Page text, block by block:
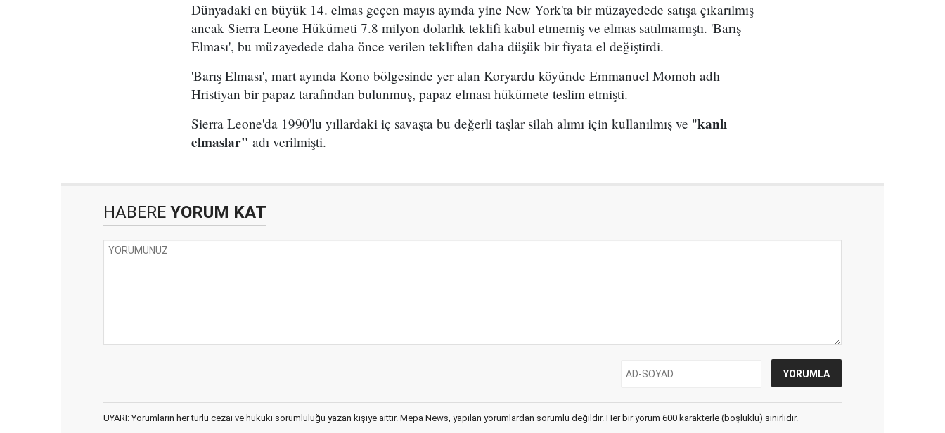
Dünyadaki en büyük 14. elmas geçen mayıs ayında yine New York'ta bir müzayedede satışa çıkarılmış
ancak Sierra Leone Hükümeti 7.8 milyon dolarlık teklifi kabul etmemiş ve elmas satılmamıştı. 'Barış
Elması', bu müzayedede daha önce verilen tekliften daha düşük bir fiyata el değiştirdi.
'Barış Elması', mart ayında Kono bölgesinde yer alan Koryardu köyünde Emmanuel Momoh adlı
Hristiyan bir papaz tarafından bulunmuş, papaz elması hükümete teslim etmişti.
Sierra Leone'da 1990'lu yıllardaki iç savaşta bu değerli taşlar silah alımı için kullanılmış ve "kanlı
elmaslar" adı verilmişti.
HABERE YORUM KAT
UYARI: Yorumların her türlü cezai ve hukuki sorumluluğu yazan kişiye aittir. Mepa News, yapılan yorumlardan sorumlu değildir. Her bir yorum 600 karakterle (boşluklu) sınırlıdır.